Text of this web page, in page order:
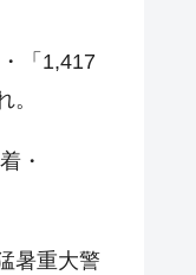
「1,417
。
・
暑重大警